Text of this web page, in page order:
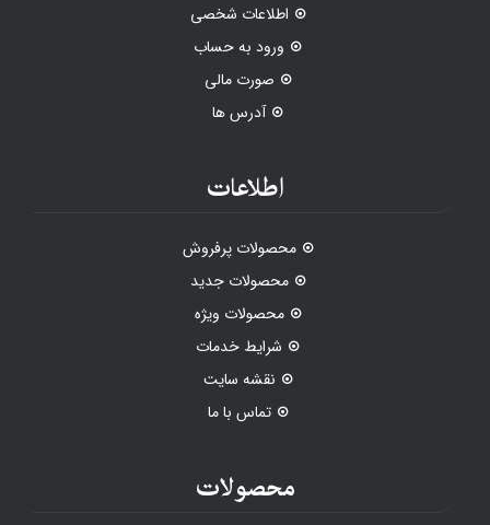
اطلاعات شخصی
ورود به حساب
صورت مالی
آدرس ها
اطلاعات
محصولات پرفروش
محصولات جدید
محصولات ویژه
شرایط خدمات
نقشه سایت
تماس با ما
محصولات